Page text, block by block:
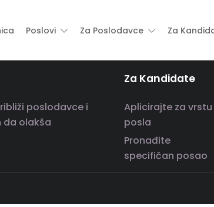
Poslovi Za Poslodavce Za
poslodavce i
da olakša
Za Kandidate
Aplicirajte za vrstu
posla
Pronađite
specifičan posao